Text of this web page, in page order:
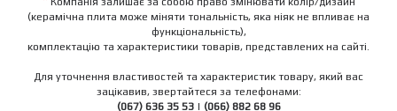
(керамічна плита може міняти тональність, яка ніяк не впливає на
функціональність),
комплектацію та характеристики товарів, представлених на сайті.
Для уточнення властивостей та характеристик товару, який вас
зацікавив, звертайтеся за телефонами:
(067) 636 35 53| (066) 882 68 96